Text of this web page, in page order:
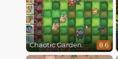
Chaotic Garden 8.6